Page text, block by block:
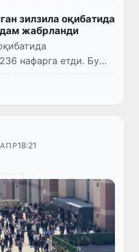
зилзила оқибатида
жабрланди
нафарга етди. Бу
сақлаш вазири Кемал
вазиятлар
ўтказилган...
АПР18:21